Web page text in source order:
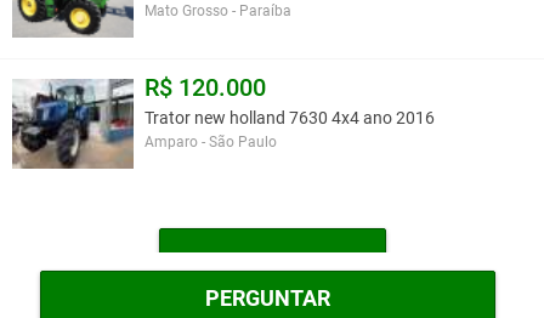
PERGUNTAR
Mato Grosso - Paraíba
R$ 120.000
Trator new holland 7630 4x4 ano 2016
Amparo - São Paulo